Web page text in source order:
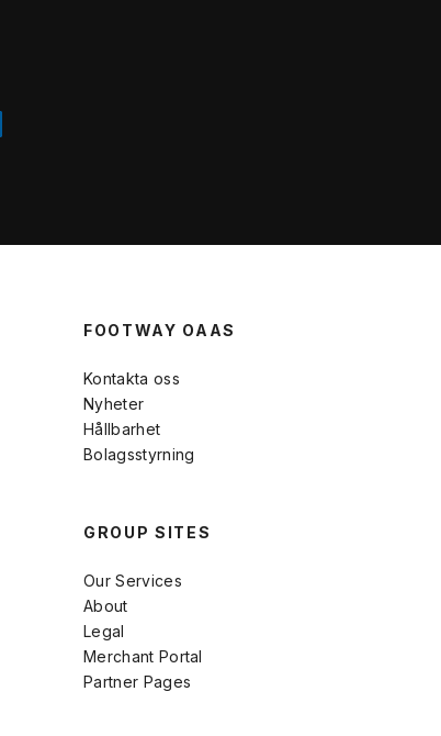
FOOTWAY OAAS
Kontakta oss
Nyheter
Hållbarhet
Bolagsstyrning
GROUP SITES
Our Services
About
Legal
Merchant Portal
Partner Pages